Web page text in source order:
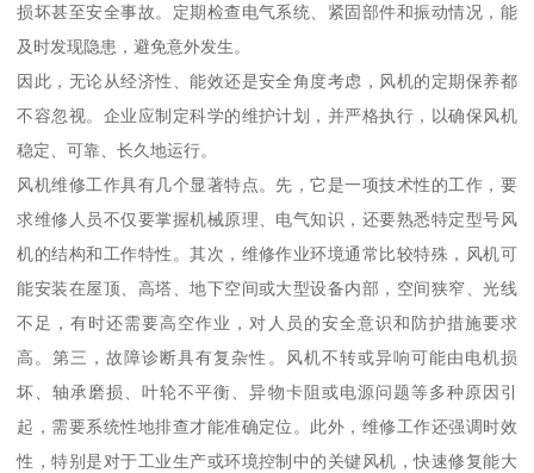
损坏甚至安全事故。定期检查电气系统、紧固部件和振动情况，能
及时发现隐患，避免意外发生。
因此，无论从经济性、能效还是安全角度考虑，风机的定期保养都
不容忽视。企业应制定科学的维护计划，并严格执行，以确保风机
稳定、可靠、长久地运行。
风机维修工作具有几个显著特点。先，它是一项技术性的工作，要
求维修人员不仅要掌握机械原理、电气知识，还要熟悉特定型号风
机的结构和工作特性。其次，维修作业环境通常比较特殊，风机可
能安装在屋顶、高塔、地下空间或大型设备内部，空间狭窄、光线
不足，有时还需要高空作业，对人员的安全意识和防护措施要求
高。第三，故障诊断具有复杂性。风机不转或异响可能由电机损
坏、轴承磨损、叶轮不平衡、异物卡阻或电源问题等多种原因引
起，需要系统性地排查才能准确定位。此外，维修工作还强调时效
性，特别是对于工业生产或环境控制中的关键风机，快速修复能大